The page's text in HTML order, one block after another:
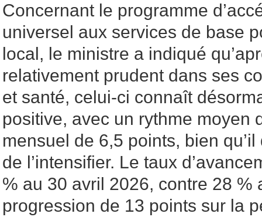
Concernant le programme
universel aux services de base
local, le ministre a indiqué
relativement prudent dans ses
et santé, celui-ci connaît
positive, avec un rythme moyen
mensuel de 6,5 points, bien
de l’intensifier. Le taux
% au 30 avril 2026, contre 28 %
progression de 13 points sur la